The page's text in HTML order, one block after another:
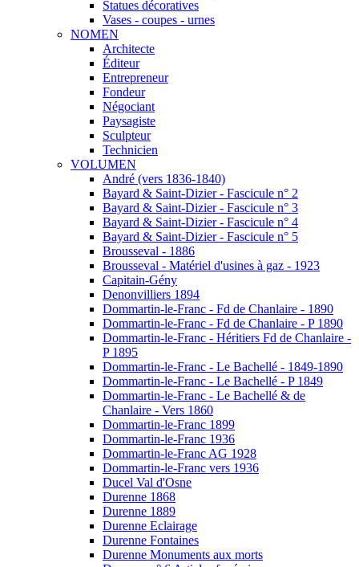
Statues décoratives
Vases - coupes - urnes
NOMEN
Architecte
Éditeur
Entrepreneur
Fondeur
Négociant
Paysagiste
Sculpteur
Technicien
VOLUMEN
André (vers 1836-1840)
Bayard & Saint-Dizier - Fascicule n° 2
Bayard & Saint-Dizier - Fascicule n° 3
Bayard & Saint-Dizier - Fascicule n° 4
Bayard & Saint-Dizier - Fascicule n° 5
Brousseval - 1886
Brousseval - Matériel d'usines à gaz - 1923
Capitain-Gény
Denonvilliers 1894
Dommartin-le-Franc - Fd de Chanlaire - 1890
Dommartin-le-Franc - Fd de Chanlaire - P 1890
Dommartin-le-Franc - Héritiers Fd de Chanlaire -
P 1895
Dommartin-le-Franc - Le Bachellé - 1849-1890
Dommartin-le-Franc - Le Bachellé - P 1849
Dommartin-le-Franc - Le Bachellé & de
Chanlaire - Vers 1860
Dommartin-le-Franc 1899
Dommartin-le-Franc 1936
Dommartin-le-Franc AG 1928
Dommartin-le-Franc vers 1936
Ducel Val d'Osne
Durenne 1868
Durenne 1889
Durenne Eclairage
Durenne Fontaines
Durenne Monuments aux morts